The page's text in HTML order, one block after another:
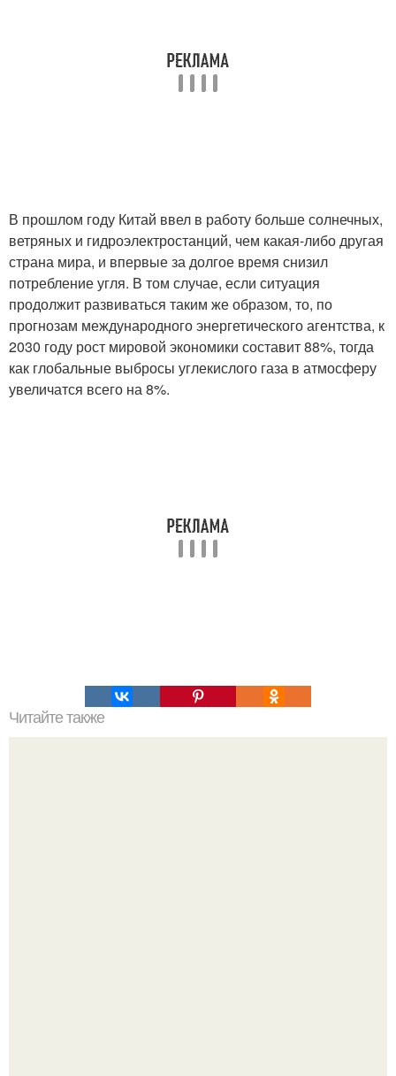
В прошлом году Китай ввел в работу больше солнечных,
ветряных и гидроэлектростанций, чем какая-либо другая
страна мира, и впервые за долгое время снизил
потребление угля. В том случае, если ситуация
продолжит развиваться таким же образом, то, по
прогнозам международного энергетического агентства, к
2030 году рост мировой экономики составит 88%, тогда
как глобальные выбросы углекислого газа в атмосферу
увеличатся всего на 8%.
Читайте также